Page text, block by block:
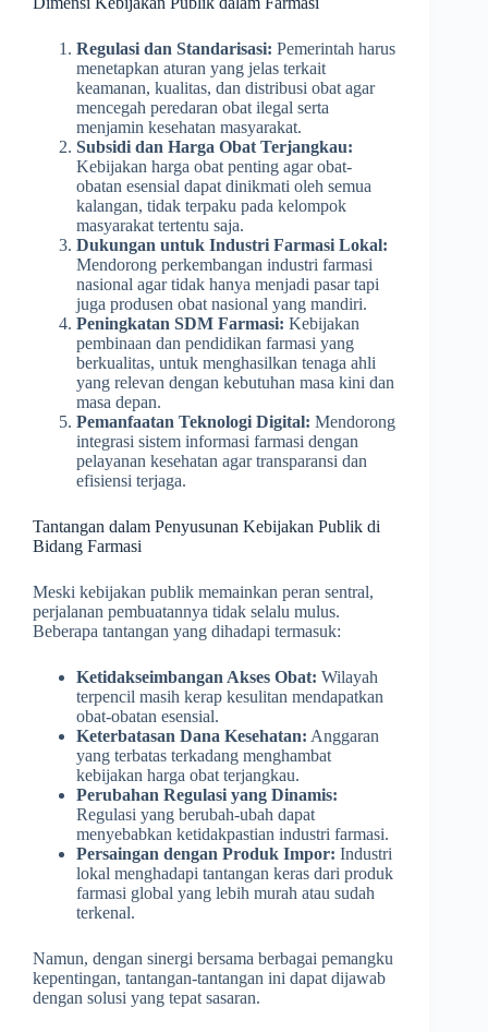
Regulasi dan Standarisasi: Pemerintah harus
menetapkan aturan yang jelas terkait
keamanan, kualitas, dan distribusi obat agar
mencegah peredaran obat ilegal serta
menjamin kesehatan masyarakat.
Subsidi dan Harga Obat Terjangkau:
Kebijakan harga obat penting agar obat-
obatan esensial dapat dinikmati oleh semua
kalangan, tidak terpaku pada kelompok
masyarakat tertentu saja.
Dukungan untuk Industri Farmasi Lokal:
Mendorong perkembangan industri farmasi
nasional agar tidak hanya menjadi pasar tapi
juga produsen obat nasional yang mandiri.
Peningkatan SDM Farmasi: Kebijakan
pembinaan dan pendidikan farmasi yang
berkualitas, untuk menghasilkan tenaga ahli
yang relevan dengan kebutuhan masa kini dan
masa depan.
Pemanfaatan Teknologi Digital: Mendorong
integrasi sistem informasi farmasi dengan
pelayanan kesehatan agar transparansi dan
efisiensi terjaga.
Tantangan dalam Penyusunan Kebijakan Publik di
Bidang Farmasi
Meski kebijakan publik memainkan peran sentral,
perjalanan pembuatannya tidak selalu mulus.
Beberapa tantangan yang dihadapi termasuk:
Ketidakseimbangan Akses Obat: Wilayah
terpencil masih kerap kesulitan mendapatkan
obat-obatan esensial.
Keterbatasan Dana Kesehatan: Anggaran
yang terbatas terkadang menghambat
kebijakan harga obat terjangkau.
Perubahan Regulasi yang Dinamis:
Regulasi yang berubah-ubah dapat
menyebabkan ketidakpastian industri farmasi.
Persaingan dengan Produk Impor: Industri
lokal menghadapi tantangan keras dari produk
farmasi global yang lebih murah atau sudah
terkenal.
Namun, dengan sinergi bersama berbagai pemangku
kepentingan, tantangan-tantangan ini dapat dijawab
dengan solusi yang tepat sasaran.